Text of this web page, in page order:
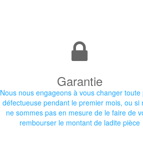
Garantie
Nous nous engageons à vous changer toute
défectueuse pendant le premier mois, ou si
ne sommes pas en mesure de le faire de
rembourser le montant de ladite pièce